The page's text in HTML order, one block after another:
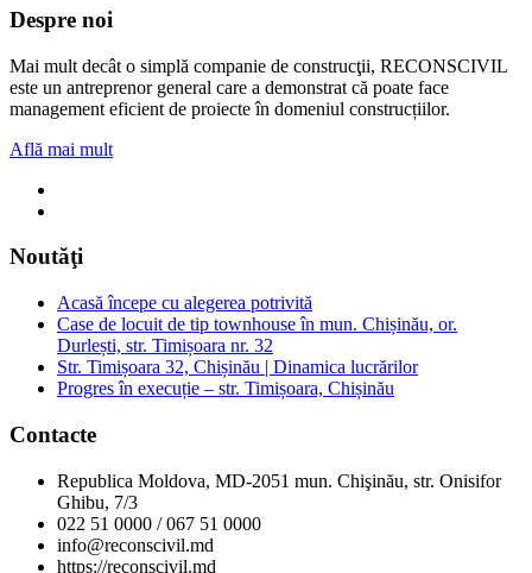
Despre noi
Mai mult decât o simplă companie de construcţii, RECONSCIVIL
este un antreprenor general care a demonstrat că poate face
management eficient de proiecte în domeniul construcțiilor.
Află mai mult
Noutăţi
Acasă începe cu alegerea potrivită
Case de locuit de tip townhouse în mun. Chișinău, or.
Durlești, str. Timișoara nr. 32
Str. Timișoara 32, Chișinău | Dinamica lucrărilor
Progres în execuție – str. Timișoara, Chișinău
Contacte
Republica Moldova, MD-2051 mun. Chişinău, str. Onisifor
Ghibu, 7/3
022 51 0000 / 067 51 0000
info@reconscivil.md
https://reconscivil.md